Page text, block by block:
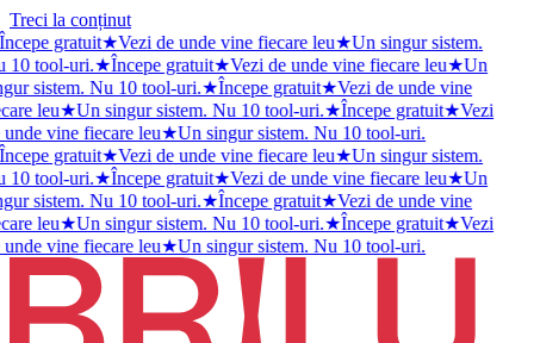
Treci la conținut
gratuit★Vezi de unde vine fiecare leu★Un singur sistem.
10 tool-uri.★Începe gratuit★Vezi de unde vine fiecare leu★Un
sistem. Nu 10 tool-uri.★Începe gratuit★Vezi de unde vine
leu★Un singur sistem. Nu 10 tool-uri.★Începe gratuit★Vezi
unde vine fiecare leu★Un singur sistem. Nu 10 tool-uri.
gratuit★Vezi de unde vine fiecare leu★Un singur sistem.
10 tool-uri.★Începe gratuit★Vezi de unde vine fiecare leu★Un
sistem. Nu 10 tool-uri.★Începe gratuit★Vezi de unde vine
leu★Un singur sistem. Nu 10 tool-uri.★Începe gratuit★Vezi
unde vine fiecare leu★Un singur sistem. Nu 10 tool-uri.